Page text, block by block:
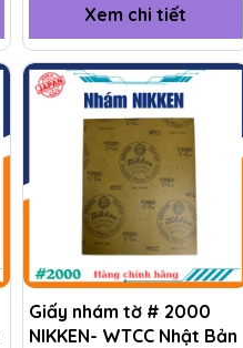
Xem chi tiết
Giấy nhám tờ # 2000
NIKKEN- WTCC Nhật Bản